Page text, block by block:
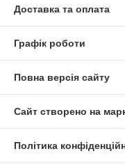
Доставка та оплата
Графік роботи
Повна версія сайту
Сайт створено на
Політика